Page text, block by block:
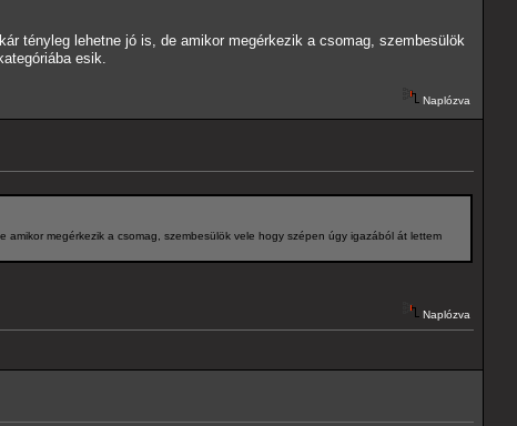
tényleg lehetne jó is, de amikor megérkezik a csomag, szembesülök
esik.
Naplózva
megérkezik a csomag, szembesülök vele hogy szépen úgy igazából át lettem
Naplózva